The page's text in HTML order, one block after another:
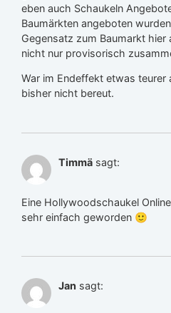
eben auch Schaukeln
Baumärkten angeboten
Gegensatz zum Baumarkt
nicht nur provisorisch
War im Endeffekt etwas teurer
bisher nicht bereut.
Timmä sagt:
Eine Hollywoodschaukel
sehr einfach geworden 🙂
Jan sagt: